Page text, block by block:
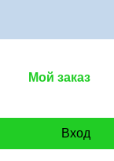
Мой заказ
Вход